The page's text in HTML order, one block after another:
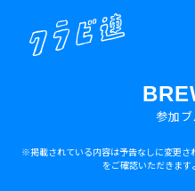
参加
※掲載されている内容は予告なしに変更さ
をご確認いただきます